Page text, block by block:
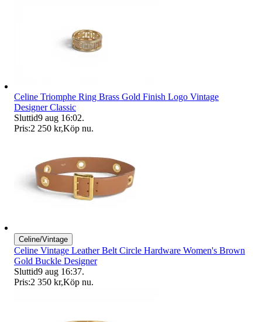
Celine Triomphe Ring Brass Gold Finish Logo Vintage
Designer Classic
Sluttid9 aug 16:02.
Pris:2 250 kr,Köp nu.
Celine/Vintage
Celine Vintage Leather Belt Circle Hardware Women's Brown
Gold Buckle Designer
Sluttid9 aug 16:37.
Pris:2 350 kr,Köp nu.